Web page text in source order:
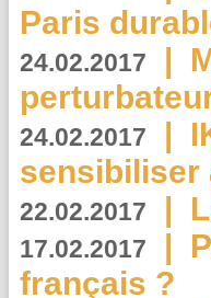
Paris
24.02.2017 |
24.02.2017 |
sensibiliser
22.02.2017 |
17.02.2017 |
français ?